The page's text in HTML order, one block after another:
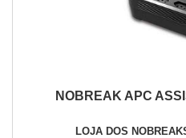
NOBREAK APC
LOJA DOS